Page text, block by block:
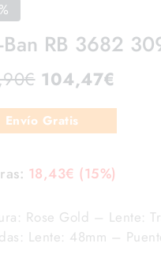
Ban RB 3682
€ 104,47€
Envío Gratis
18,43€ (15%)
Rose Gold – Lente:
Lente: 48mm –